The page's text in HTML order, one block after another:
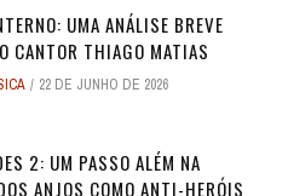
UMA ANÁLISE BREVE
CANTOR THIAGO MATIAS
22 DE JUNHO DE 2026
2: UM PASSO ALÉM NA
ANJOS COMO ANTI-HERÓIS